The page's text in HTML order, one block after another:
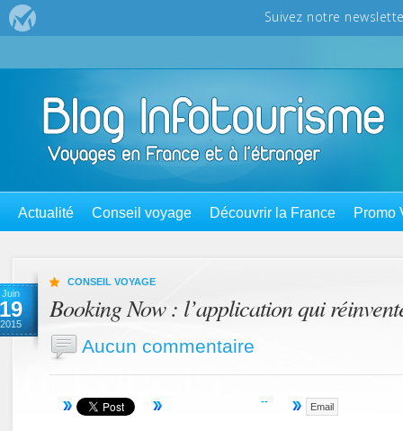
Actualité Conseil voyage Découvrir la France Promo
Juin
19
2015
CONSEIL VOYAGE
Booking Now : l’application qui
Aucun commentaire
Email